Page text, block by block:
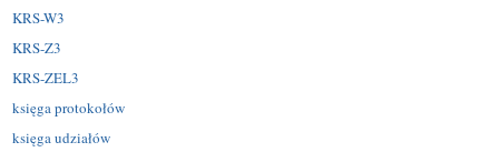
KRS-W3
KRS-Z3
KRS-ZEL3
księga protokołów
księga udziałów